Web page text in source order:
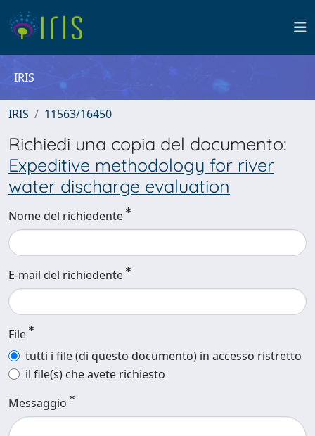
IRIS
IRIS 11563/16450
Richiedi una copia del documento:
Expeditive methodology for river
water discharge evaluation
Nome del richiedente
E-mail del richiedente
File
tutti i file (di questo documento) in accesso ristretto
il file(s) che avete richiesto
Messaggio